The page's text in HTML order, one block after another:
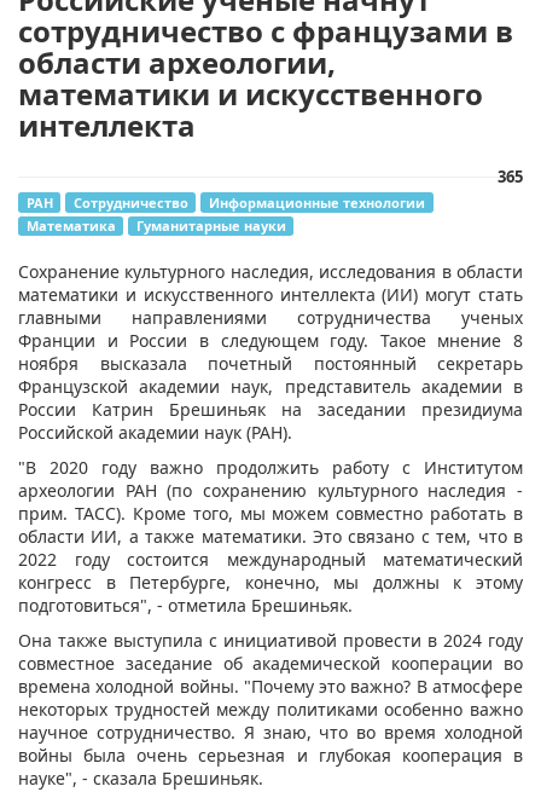
сотрудничество с французами в
области археологии,
математики и искусственного
интеллекта
365
РАН Сотрудничество
Информационные технологии
Математика
Гуманитарные науки
Сохранение культурного наследия, исследования в области
математики и искусственного интеллекта (ИИ) могут стать
главными направлениями сотрудничества ученых
Франции и России в следующем году. Такое мнение 8
ноября высказала почетный постоянный секретарь
Французской академии наук, представитель академии в
России Катрин Брешиньяк на заседании президиума
Российской академии наук (РАН).
"В 2020 году важно продолжить работу с Институтом
археологии РАН (по сохранению культурного наследия -
прим. ТАСС). Кроме того, мы можем совместно работать в
области ИИ, а также математики. Это связано с тем, что в
2022 году состоится международный математический
конгресс в Петербурге, конечно, мы должны к этому
подготовиться", - отметила Брешиньяк.
Она также выступила с инициативой провести в 2024 году
совместное заседание об академической кооперации во
времена холодной войны. "Почему это важно? В атмосфере
некоторых трудностей между политиками особенно важно
научное сотрудничество. Я знаю, что во время холодной
войны была очень серьезная и глубокая кооперация в
науке", - сказала Брешиньяк.